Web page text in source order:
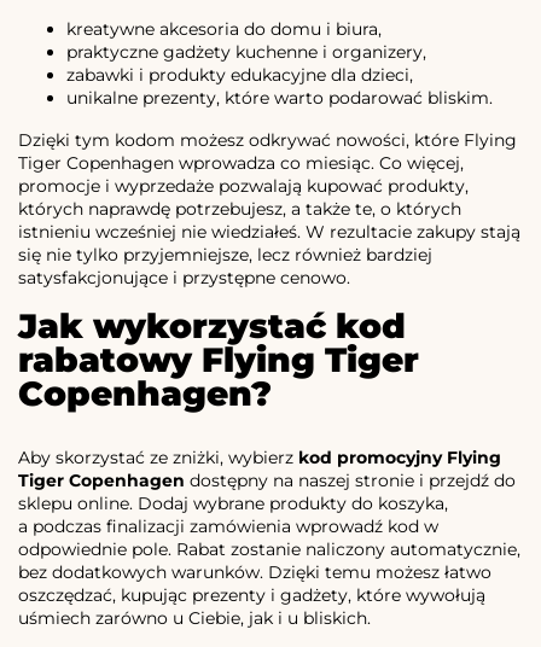
kreatywne akcesoria do domu i biura,
praktyczne gadżety kuchenne i organizery,
zabawki i produkty edukacyjne dla dzieci,
unikalne prezenty, które warto podarować bliskim.
Dzięki tym kodom możesz odkrywać nowości, które Flying
Tiger Copenhagen wprowadza co miesiąc. Co więcej,
promocje i wyprzedaże pozwalają kupować produkty,
których naprawdę potrzebujesz, a także te, o których
istnieniu wcześniej nie wiedziałeś. W rezultacie zakupy stają
się nie tylko przyjemniejsze, lecz również bardziej
satysfakcjonujące i przystępne cenowo.
Jak wykorzystać kod
rabatowy Flying Tiger
Copenhagen?
Aby skorzystać ze zniżki, wybierz kod promocyjny Flying
Tiger Copenhagen dostępny na naszej stronie i przejdź do
sklepu online. Dodaj wybrane produkty do koszyka,
a podczas finalizacji zamówienia wprowadź kod w
odpowiednie pole. Rabat zostanie naliczony automatycznie,
bez dodatkowych warunków. Dzięki temu możesz łatwo
oszczędzać, kupując prezenty i gadżety, które wywołują
uśmiech zarówno u Ciebie, jak i u bliskich.